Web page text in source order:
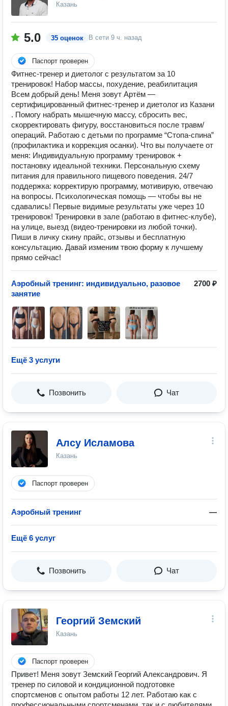
Казань
5.0 35 оценок В сети 9 ч. назад
Паспорт проверен
Фитнес-тренер и диетолог с результатом за 10
тренировок! Набор массы, похудение, реабилитация
Всем добрый день! Меня зовут Артём —
сертифицированный фитнес-тренер и диетолог из Казани
. Помогу набрать мышечную массу, сбросить вес,
скорректировать фигуру, восстановиться после травм/
операций. Работаю с детьми по программе “Стопа-спина”
(профилактика и коррекция осанки). Что вы получаете от
меня: Индивидуальную программу тренировок +
постановку идеальной техники. Персональную схему
питания для правильного пищевого поведения. 24/7
поддержка: корректирую программу, мотивирую, отвечаю
на вопросы. Психологическая помощь — чтобы вы не
сдавались! Первые видимые результаты уже через 10
тренировок! Тренировки в зале (работаю в фитнес-клубе),
на улице, выезд (видео-тренировки из любой точки).
Пиши в личку скину прайс, отзывы и бесплатную
консультацию. Давай изменим твою форму к лучшему
прямо сейчас!
Аэробный тренинг: индивидуально, разовое
занятие
2700 ₽
Ещё 3 услуги
Позвонить Чат
Алсу Исламова
Казань
Паспорт проверен
Аэробный тренинг —
Ещё 6 услуг
Позвонить Чат
Георгий Земский
Казань
Паспорт проверен
Привет! Меня зовут Земский Георгий Александрович. Я
тренер по силовой и кондиционной подготовке
спортсменов с опытом работы 12 лет. Работаю как с